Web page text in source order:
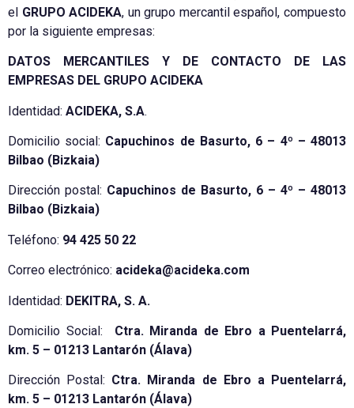
el GRUPO ACIDEKA, un grupo mercantil español, compuesto
por la siguiente empresas:
DATOS MERCANTILES Y DE CONTACTO DE LAS
EMPRESAS DEL GRUPO ACIDEKA
Identidad: ACIDEKA, S.A.
Domicilio social: Capuchinos de Basurto, 6 – 4º – 48013
Bilbao (Bizkaia)
Dirección postal: Capuchinos de Basurto, 6 – 4º – 48013
Bilbao (Bizkaia)
Teléfono: 94 425 50 22
Correo electrónico: acideka@acideka.com
Identidad: DEKITRA, S. A.
Domicilio Social:
Ctra. Miranda de Ebro a Puentelarrá,
km. 5 – 01213 Lantarón (Álava)
Dirección Postal: Ctra. Miranda de Ebro a Puentelarrá,
km. 5 – 01213 Lantarón (Álava)